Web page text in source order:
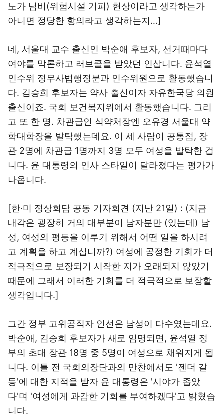
노가 님비(위험시설 기피) 현상이라고 생각하는가
아니면 정당한 항의라고 생각하는지…]
네, 서울대 교수 출신인 박순애 후보자, 선거때마다
여야를 막론하고 러브콜을 받았던 인삽니다. 윤석열
인수위 정무사법행정분과 인수위원으로 활동했습니
다. 김승희 후보자는 약사 출신이자 자유한국당 의원
출신이죠. 국회 보건복지위에서 활동했습니다. 그리
고 또 한 명. 차관급인 식약처장엔 오유경 서울대 약
학대학장을 발탁했는데요. 이 세 사람이 공통점, 장
관 2명에 차관급 1명까지 3명 모두 여성을 발탁한 겁
니다. 윤 대통령의 인사 스타일이 달라졌다는 평가가
나옵니다.
[한·미 정상회담 공동 기자회견 (지난 21일) : (지금
내각은 굉장히 거의 대부분이 남자분만 (있는데) 남
성, 여성의 평등을 이루기 위해서 어떤 일을 하시려
고 계획을 하고 계십니까?) 여성에 공정한 기회가 더
적극적으로 보장되기 시작한 지가 오래되지 않았기
때문에 그래서 이러한 기회를 더 적극적으로 보장할
생각입니다.]
그간 정부 고위공직자 인선은 남성이 다수였는데요.
박순애, 김승희 후보자가 새로 임명되면, 윤석열 정
부의 초대 장관 18명 중 5명이 여성으로 채워지게 됩
니다. 이틀 전 국회의장단과의 만찬에서도 '젠더 갈
등'에 대한 지적을 받자 윤 대통령은 '시야가 좁았
다'며 '여성에게 과감한 기회를 부여하겠다'고 밝혔습
니다.